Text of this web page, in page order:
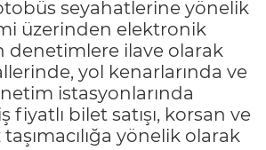
seyahatlerine yönelik
üzerinden elektronik
denetimlere ilave olarak
yol kenarlarında ve
istasyonlarında
fiyatlı bilet satışı, korsan ve
yönelik olarak